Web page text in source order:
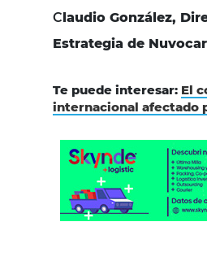
Claudio González,
Estrategia de
Te puede interesar: El
internacional afectado